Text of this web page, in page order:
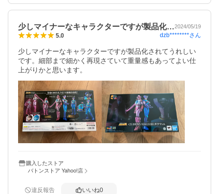
少しマイナーなキャラクターですが製品化…2024/05/19
5.0 dzb********さん
少しマイナーなキャラクターですが製品化されてうれしい
です。細部まで細かく再現さていて重量感もあってよい仕
上がりかと思います。
購入したストア
バトンストア Yahoo!店
違反報告 いいね0